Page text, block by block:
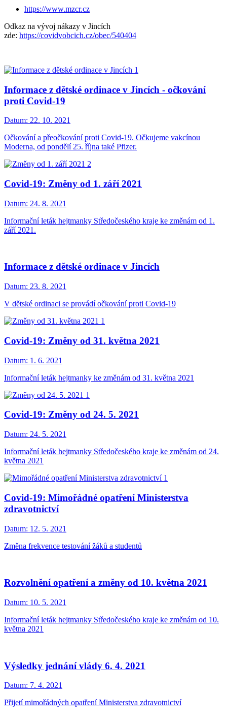
https://www.mzcr.cz
Odkaz na vývoj nákazy v Jincích
zde: https://covidvobcich.cz/obec/540404
Informace z dětské ordinace v Jincích - očkování
proti Covid-19
Datum: 22. 10. 2021
Očkování a přeočkování proti Covid-19. Očkujeme vakcínou
Moderna, od pondělí 25. října také Pfizer.
Covid-19: Změny od 1. září 2021
Datum: 24. 8. 2021
Informační leták hejtmanky Středočeského kraje ke změnám od 1.
září 2021.
Informace z dětské ordinace v Jincích
Datum: 23. 8. 2021
V dětské ordinaci se provádí očkování proti Covid-19
Covid-19: Změny od 31. května 2021
Datum: 1. 6. 2021
Informační leták hejtmanky ke změnám od 31. května 2021
Covid-19: Změny od 24. 5. 2021
Datum: 24. 5. 2021
Informační leták hejtmanky Středočeského kraje ke změnám od 24.
května 2021
Covid-19: Mimořádné opatření Ministerstva
zdravotnictví
Datum: 12. 5. 2021
Změna frekvence testování žáků a studentů
Rozvolnění opatření a změny od 10. května 2021
Datum: 10. 5. 2021
Informační leták hejtmanky Středočeského kraje ke změnám od 10.
května 2021
Výsledky jednání vlády 6. 4. 2021
Datum: 7. 4. 2021
Přijetí mimořádných opatření Ministerstva zdravotnictví